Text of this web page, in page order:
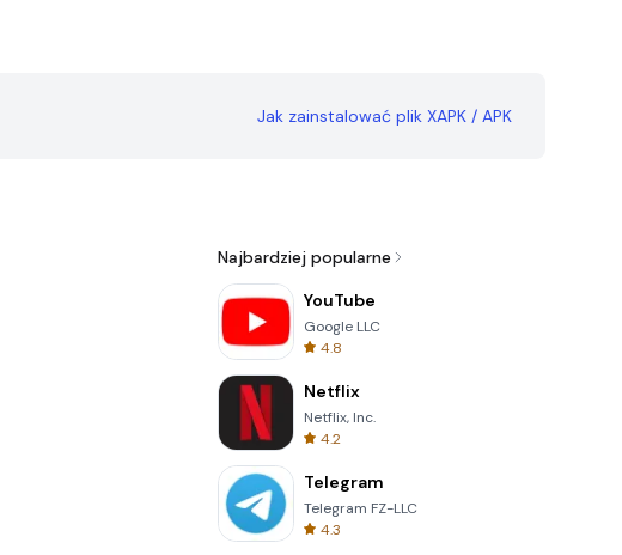
Jak zainstalować plik XAPK / APK
Najbardziej popularne
YouTube
Google LLC
4.8
Netflix
Netflix, Inc.
4.2
Telegram
Telegram FZ-LLC
4.3